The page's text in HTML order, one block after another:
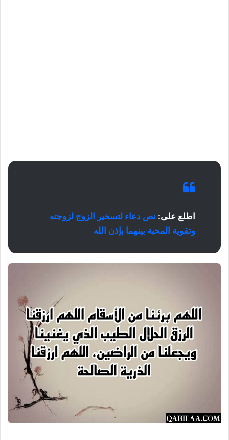
اطلع على: نص دعاء لتسخير الزوج لزوجته
وتقوية المحبة بينهما بإذن الله